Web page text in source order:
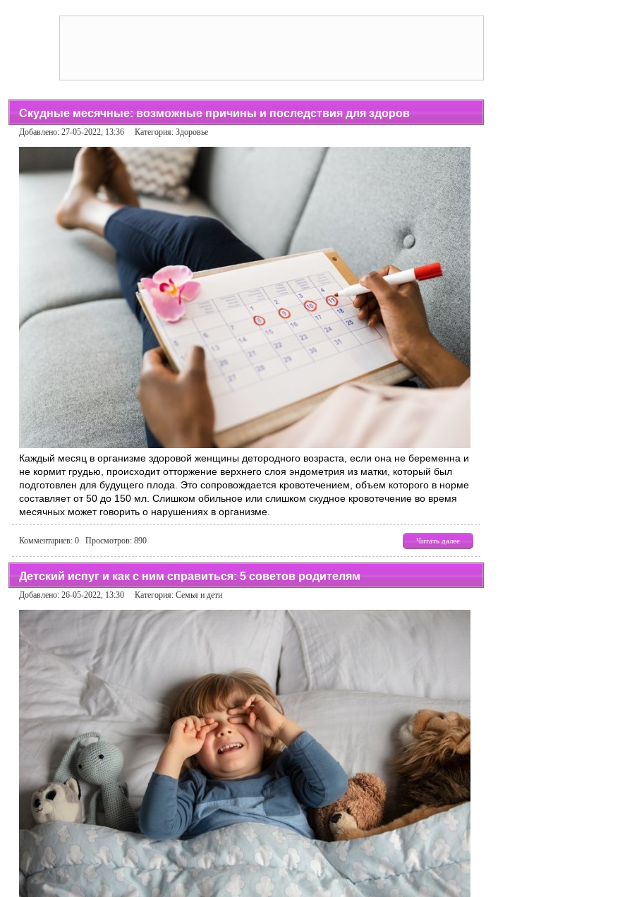
Скудные месячные: возможные причины и последствия для здоров
Добавлено: 27-05-2022, 13:36 Категория: Здоровье
Каждый месяц в организме здоровой женщины детородного возраста, если она не беременна и
не кормит грудью, происходит отторжение верхнего слоя эндометрия из матки, который был
подготовлен для будущего плода. Это сопровождается кровотечением, объем которого в норме
составляет от 50 до 150 мл. Слишком обильное или слишком скудное кровотечение во время
месячных может говорить о нарушениях в организме.
Комментариев: 0 Просмотров: 890 Читать далее
Детский испуг и как с ним справиться: 5 советов родителям
Добавлено: 26-05-2022, 13:30 Категория: Семья и дети